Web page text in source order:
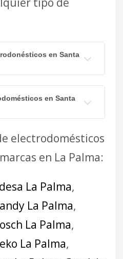
en Santa
en Santa
electrodomésticos
en La Palma:
La Palma,
La Palma,
La Palma,
La Palma,